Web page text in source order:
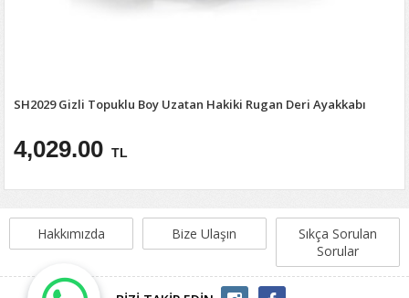
SH2029 Gizli Topuklu Boy Uzatan Hakiki Rugan Deri Ayakkabı
4,029.00 TL
Hakkımızda Bize Ulaşın
Sıkça Sorulan
Sorular